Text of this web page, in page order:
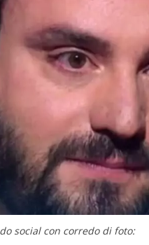
social con corredo di foto: